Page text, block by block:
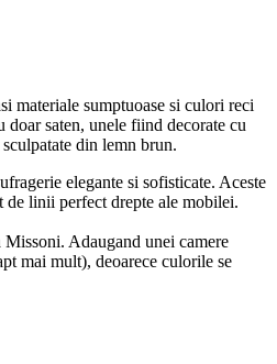
materiale sumptuoase si culori reci
doar saten, unele fiind decorate cu
din lemn brun.
elegante si sofisticate. Aceste
de linii perfect drepte ale mobilei.
Adaugand unei camere
mai mult), deoarece culorile se